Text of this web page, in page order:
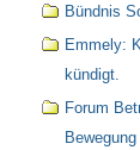
Bündnis
Emmely:
kündigt.
Forum